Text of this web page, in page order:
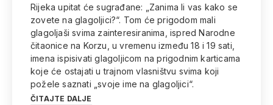
Rijeka upitat će sugrađane: „Zanima li vas kako se
zovete na glagoljici?“. Tom će prigodom mali
glagoljaši svima zainteresiranima, ispred Narodne
čitaonice na Korzu, u vremenu između 18 i 19 sati,
imena ispisivati glagoljicom na prigodnim karticama
koje će ostajati u trajnom vlasništvu svima koji
požele saznati „svoje ime na glagoljici“.
ČITAJTE DALJE